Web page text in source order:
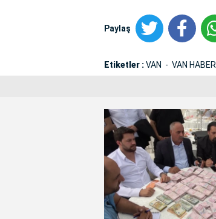
Paylaş
Etiketler :VAN VAN HABER